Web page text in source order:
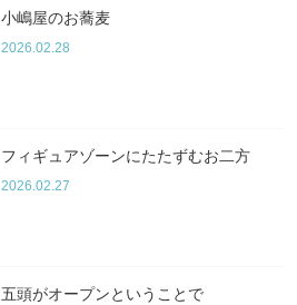
小嶋屋のお蕎麦
2026.02.28
フィギュアゾーンにたたずむお二方
2026.02.27
五頭がオープンということで